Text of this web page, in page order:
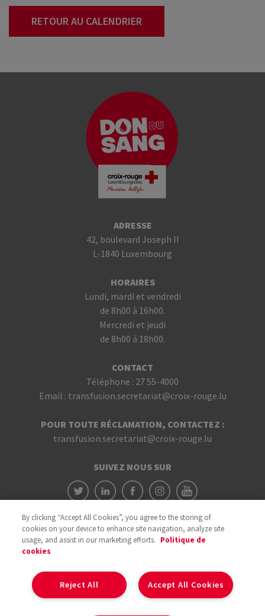
RETOUR AU CALENDRIER
ADRESSE
42, boulevard Joseph II
L-1840 Luxembourg
HORAIRES
Lundi, mardi et vendredi
de 8h00 à 16h00.
Mercredi et jeudi
de 8h00 à 18h00.
CONTACT
Téléphone : 27 55-4000
Email : transfusion.secretariat@croix-rouge.lu
POUR TOUTE RÉCLAMATION, CONTACTEZ :
transfusion.secretariat@croix-rouge.lu
SUIVEZ NOUS SUR
By clicking “Accept All Cookies”, you agree to the storing of
cookies on your device to enhance site navigation, analyze site
usage, and assist in our marketing efforts. Politique de
cookies
Accept All Cookies
Reject All